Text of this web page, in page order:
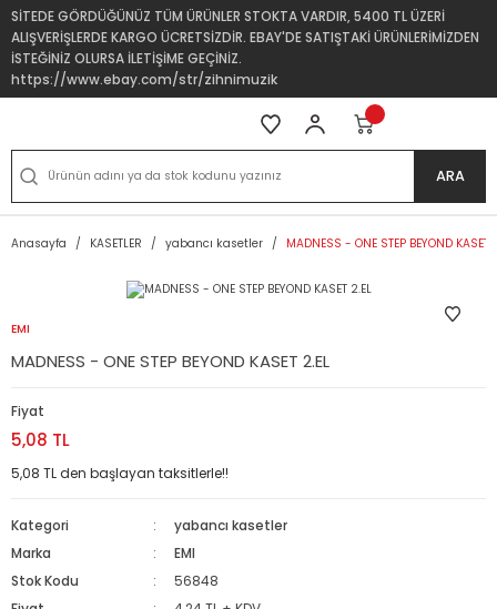
SİTEDE GÖRDÜĞÜNÜZ TÜM ÜRÜNLER STOKTA VARDIR, 5400 TL ÜZERİ
ALIŞVERİŞLERDE KARGO ÜCRETSİZDİR. EBAY'DE SATIŞTAKİ ÜRÜNLERİMİZDEN
İSTEĞİNİZ OLURSA İLETİŞİME GEÇİNİZ.
https://www.ebay.com/str/zihnimuzik
ARA
Anasayfa KASETLER yabancı kasetler MADNESS - ONE STEP BEYOND KASET
EMI
MADNESS - ONE STEP BEYOND KASET 2.EL
Fiyat
5,08 TL
5,08 TL den başlayan taksitlerle!!
Kategori
yabancı kasetler
Marka
EMI
Stok Kodu
56848